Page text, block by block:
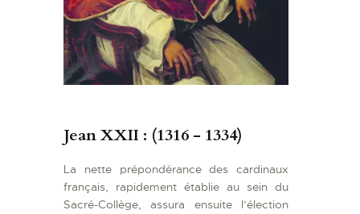
Jean XXII : (1316 - 1334)
La nette prépondérance des cardinaux
français, rapidement établie au sein du
Sacré-Collège, assura ensuite l’élection